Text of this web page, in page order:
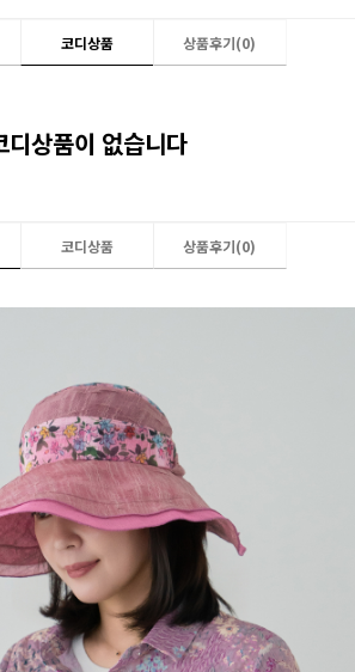
코디상품 상품후기(0)
디상품이 없습니다
코디상품 상품후기(0)